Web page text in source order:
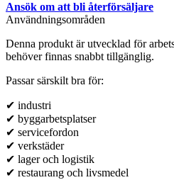
Ansök om att bli återförsäljare
Användningsområden
Denna produkt är utvecklad för
behöver finnas snabbt tillgänglig.
Passar särskilt bra för:
✔ industri
✔ byggarbetsplatser
✔ servicefordon
✔ verkstäder
✔ lager och logistik
✔ restaurang och livsmedel